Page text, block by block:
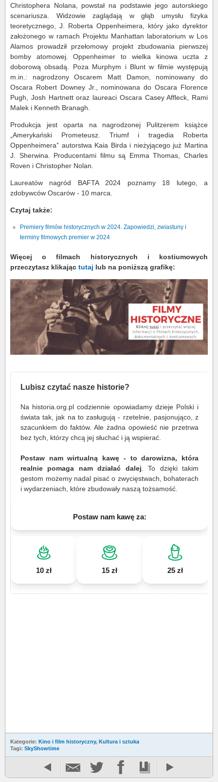
Christophera Nolana, powstał na podstawie jego autorskiego
scenariusza. Widzowie zaglądają w głąb umysłu fizyka
teoretycznego, J. Roberta Oppenheimera, który jako dyrektor
założonego w ramach Projektu Manhattan laboratorium w Los
Alamos prowadził przełomowy projekt zbudowania pierwszej
bomby atomowej. Oppenheimer to wielka kinowa uczta z
doborową obsadą. Poza Murphym i Blunt w filmie występują
m.in.: nagrodzony Oscarem Matt Damon, nominowany do
Oscara Robert Downey Jr., nominowana do Oscara Florence
Pugh, Josh Hartnett oraz laureaci Oscara Casey Affleck, Rami
Malek i Kenneth Branagh.
Produkcja jest oparta na nagrodzonej Pulitzerem książce
„Amerykański Prometeusz. Triumf i tragedia Roberta
Oppenheimera” autorstwa Kaia Birda i nieżyjącego już Martina
J. Sherwina. Producentami filmu są Emma Thomas, Charles
Roven i Christopher Nolan.
Laureatów nagród BAFTA 2024 poznamy 18 lutego, a
zdobywców Oscarów - 10 marca.
Czytaj także:
Premiery filmów historycznych w 2024. Zapowiedzi, zwiastuny i
terminy filmowych premier w 2024
Więcej o filmach historycznych i kostiumowych
przeczytasz klikając tutaj lub na poniższą grafikę:
Lubisz czytać nasze historie?
Na historia.org.pl codziennie opowiadamy dzieje Polski i
świata tak, jak na to zasługują - rzetelnie, pasjonująco, z
szacunkiem do faktów. Ale żadna opowieść nie przetrwa
bez tych, którzy chcą jej słuchać i ją wspierać.
Postaw nam wirtualną kawę - to darowizna, która
realnie pomaga nam działać dalej . To dzięki takim
gestom możemy nadal pisać o zwycięstwach, bohaterach
i wydarzeniach, które zbudowały naszą tożsamość.
Postaw nam kawę za:
10 zł 15 zł 25 zł
Kategorie: Kino i film historyczny, Kultura i sztuka
Tagi: SkyShowtime